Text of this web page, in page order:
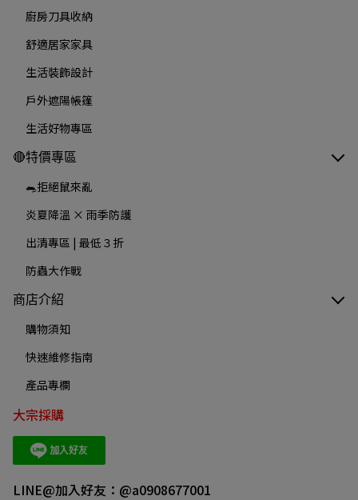
廚房刀具收納
舒適居家家具
生活裝飾設計
戶外遮陽帳篷
生活好物專區
🔴特價專區
🐀拒絕鼠來亂
炎夏降溫 × 雨季防護
出清專區 | 最低３折
防蟲大作戰
商店介紹
購物須知
快速維修指南
產品專欄
大宗採購
LINE@加入好友：@a0908677001